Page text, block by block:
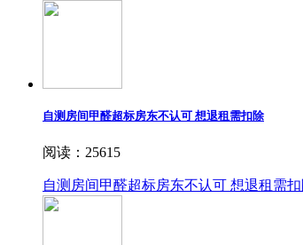
自测房间甲醛超标房东不认可 想退租需扣除
阅读：25615
自测房间甲醛超标房东不认可 想退租需扣